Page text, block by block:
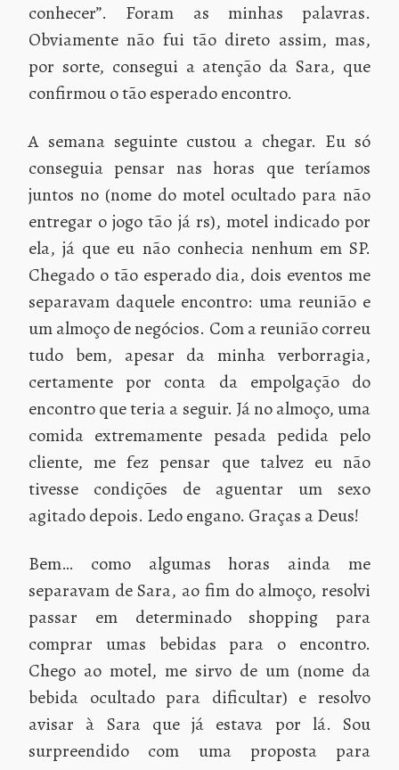
conhecer”. Foram as minhas palavras.
Obviamente não fui tão direto assim, mas,
por sorte, consegui a atenção da Sara, que
confirmou o tão esperado encontro.
A semana seguinte custou a chegar. Eu só
conseguia pensar nas horas que teríamos
juntos no (nome do motel ocultado para não
entregar o jogo tão já rs), motel indicado por
ela, já que eu não conhecia nenhum em SP.
Chegado o tão esperado dia, dois eventos me
separavam daquele encontro: uma reunião e
um almoço de negócios. Com a reunião correu
tudo bem, apesar da minha verborragia,
certamente por conta da empolgação do
encontro que teria a seguir. Já no almoço, uma
comida extremamente pesada pedida pelo
cliente, me fez pensar que talvez eu não
tivesse condições de aguentar um sexo
agitado depois. Ledo engano. Graças a Deus!
Bem… como algumas horas ainda me
separavam de Sara, ao fim do almoço, resolvi
passar em determinado shopping para
comprar umas bebidas para o encontro.
Chego ao motel, me sirvo de um (nome da
bebida ocultado para dificultar) e resolvo
avisar à Sara que já estava por lá. Sou
surpreendido com uma proposta para